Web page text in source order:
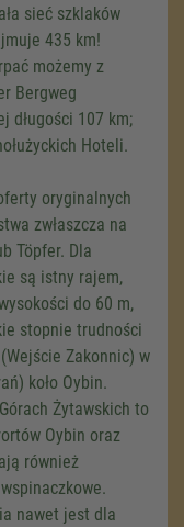
sieć szklaków
435 km!
możemy z
Bergweg
długości 107 km;
Hoteli.
oryginalnych
zwłaszcza na
Töpfer. Dla
są istny rajem,
do 60 m,
stopnie trudności
Zakonnic) w
koło Oybin.
Żytawskich to
Oybin oraz
również
nawet jest dla